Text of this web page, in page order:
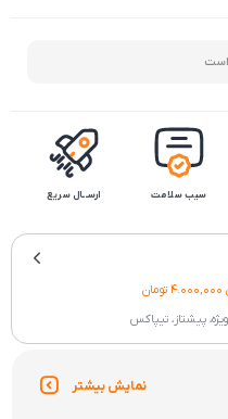
است
سیب سلامت ارســال سریع
پیشتاز، تیپاکس
نمایش بیشتر